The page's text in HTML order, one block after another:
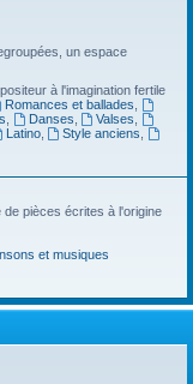
un espace
à l'imagination fertile
Romances et ballades
Danses Valses
Latino, Style anciens
pièces écrites à l'origine
et musiques